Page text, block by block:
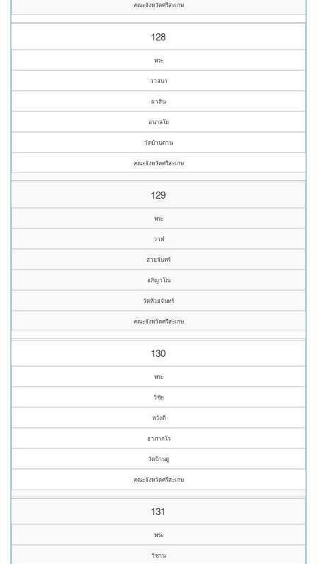
คณะจังหวัดศรีสะเกษ
128
พระ
วาสนา
ผาสิน
อนาลโย
วัดบ้านด่าน
คณะจังหวัดศรีสะเกษ
129
พระ
วาฬ
สายจันทร์
อภิญาโณ
วัดห้วยจันทร์
คณะจังหวัดศรีสะเกษ
130
พระ
วิชัย
หวังดี
อาภากโร
วัดบ้านดู่
คณะจังหวัดศรีสะเกษ
131
พระ
วิชาน